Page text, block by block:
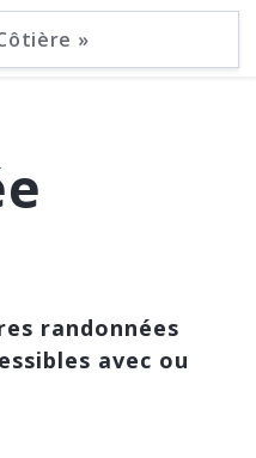
randonnées
avec ou